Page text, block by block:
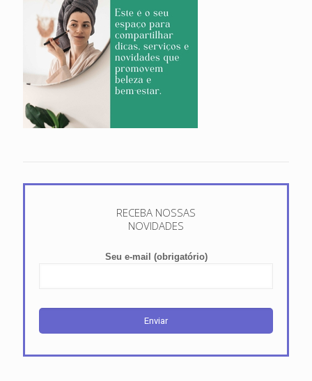
RECEBA NOSSAS
NOVIDADES
Seu e-mail (obrigatório)